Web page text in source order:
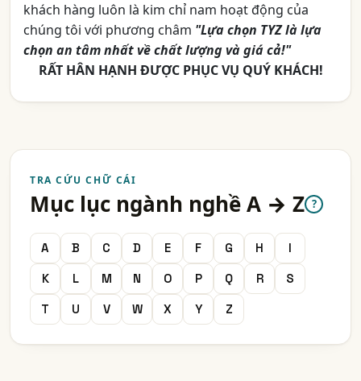
khách hàng luôn là kim chỉ nam hoạt động của
chúng tôi với phương châm "Lựa chọn TYZ là lựa
chọn an tâm nhất về chất lượng và giá cả!"
RẤT HÂN HẠNH ĐƯỢC PHỤC VỤ QUÝ KHÁCH!
TRA CỨU CHỮ CÁI
Mục lục ngành nghề A → Z ?
A B C D E F G H
I
K
L M N O P Q R
S
T
U V W X Y Z